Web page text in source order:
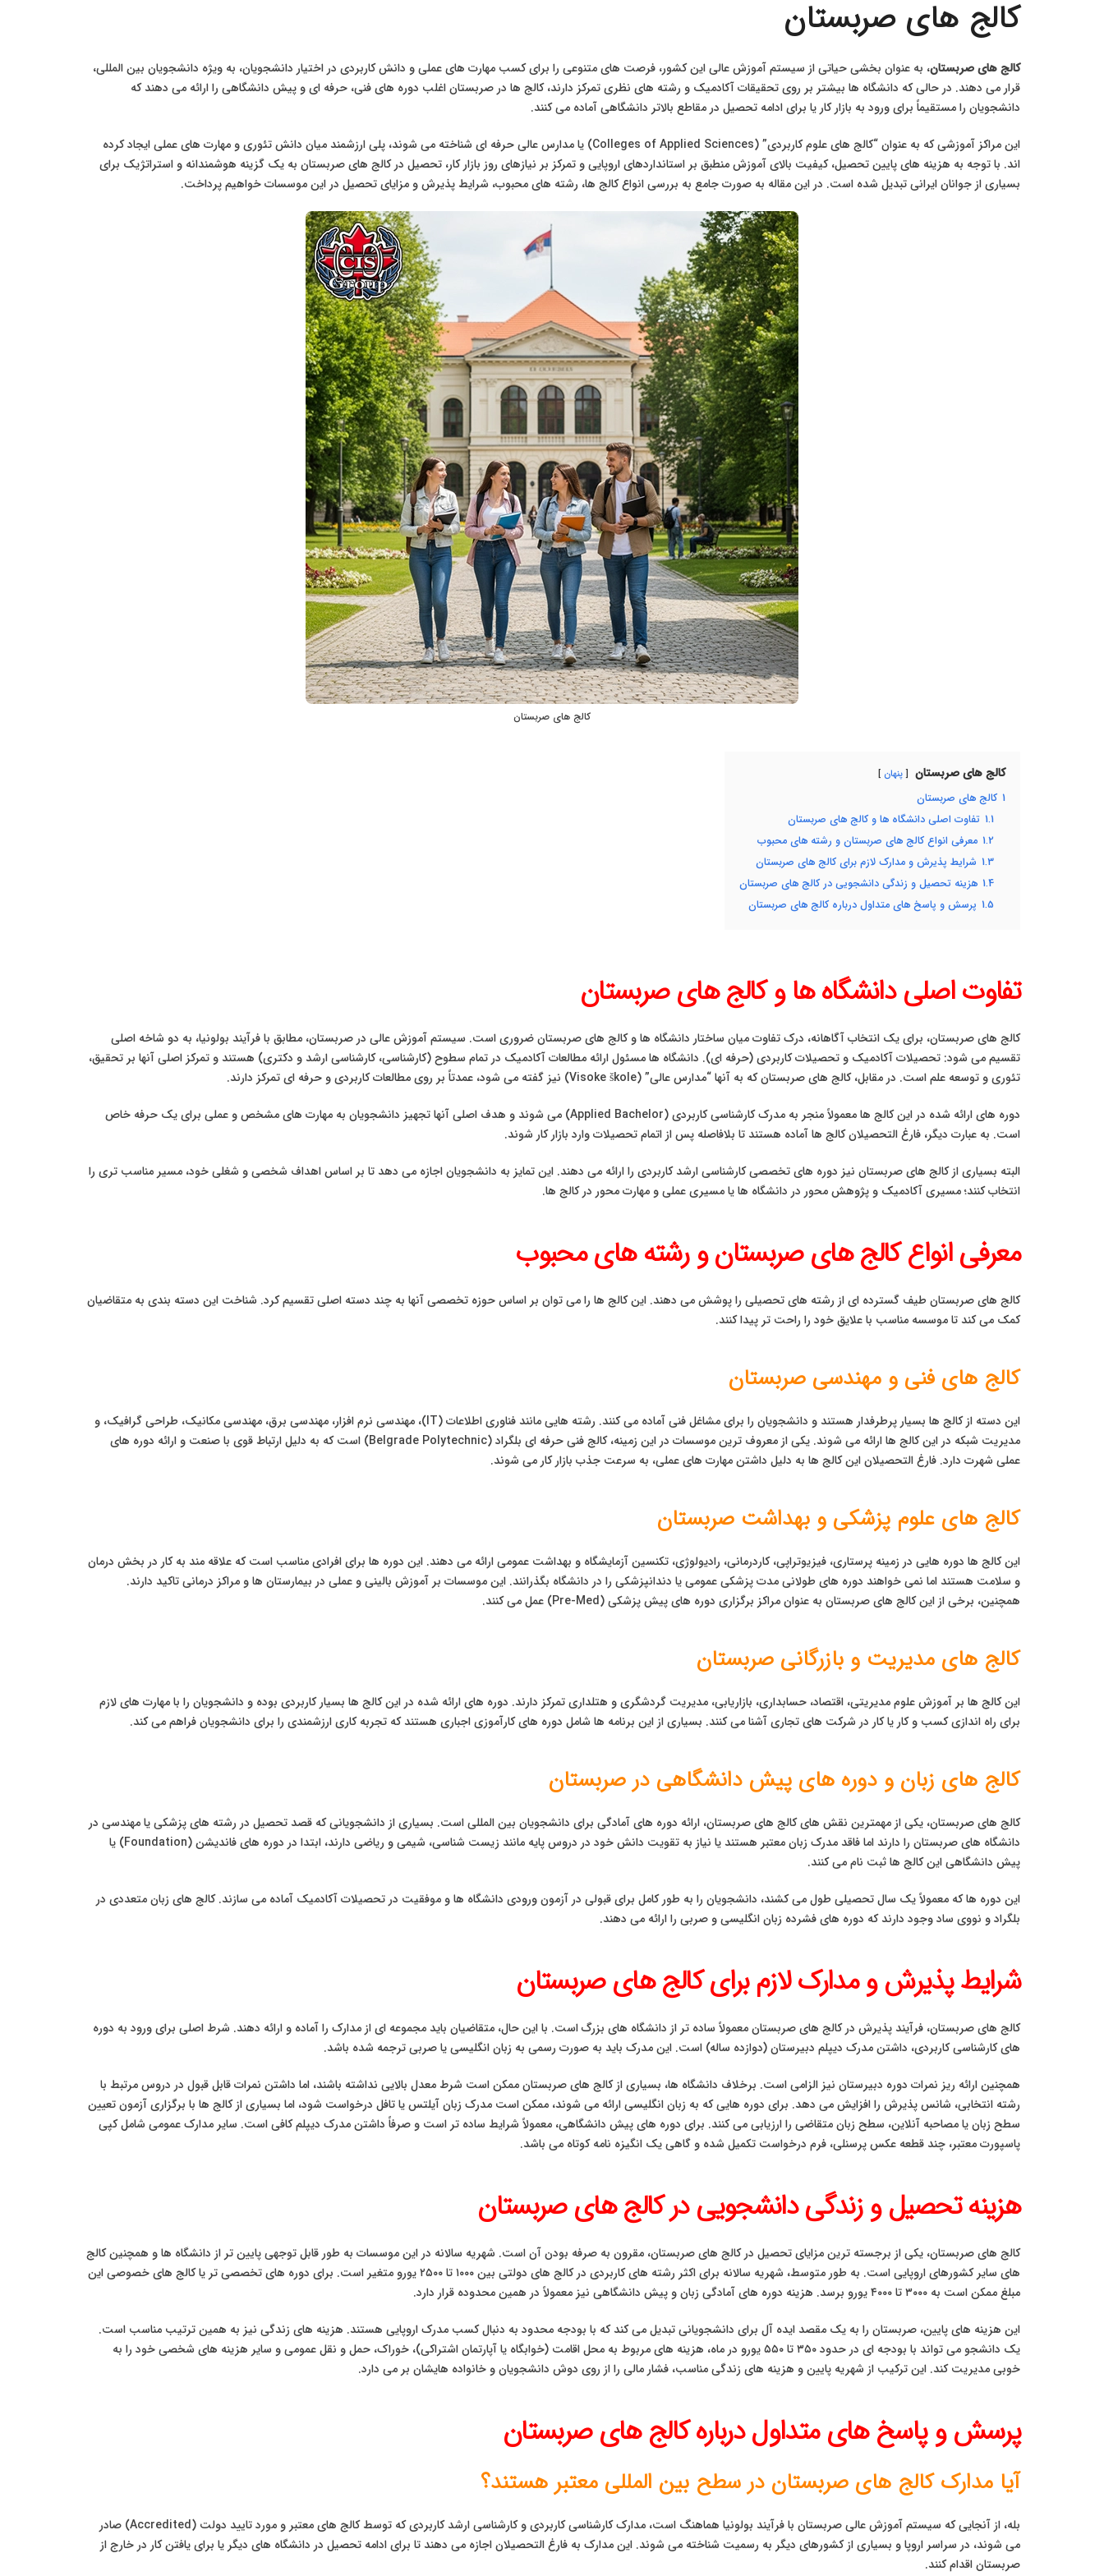
کالج‌ های صربستان
کالج‌ های صربستان، به عنوان بخشی حیاتی از سیستم آموزش عالی این کشور، فرصت های متنوعی را برای کسب مهارت های عملی و دانش کاربردی در اختیار دانشجویان، به ویژه دانشجویان بین المللی،
قرار می دهند. در حالی که دانشگاه ها بیشتر بر روی تحقیقات آکادمیک و رشته های نظری تمرکز دارند، کالج ها در صربستان اغلب دوره های فنی، حرفه ای و پیش دانشگاهی را ارائه می دهند که
دانشجویان را مستقیماً برای ورود به بازار کار یا برای ادامه تحصیل در مقاطع بالاتر دانشگاهی آماده می کنند.
این مراکز آموزشی که به عنوان “کالج های علوم کاربردی” (Colleges of Applied Sciences) یا مدارس عالی حرفه ای شناخته می شوند، پلی ارزشمند میان دانش تئوری و مهارت های عملی ایجاد کرده
اند. با توجه به هزینه های پایین تحصیل، کیفیت بالای آموزش منطبق بر استانداردهای اروپایی و تمرکز بر نیازهای روز بازار کار، تحصیل در کالج های صربستان به یک گزینه هوشمندانه و استراتژیک برای
بسیاری از جوانان ایرانی تبدیل شده است. در این مقاله به صورت جامع به بررسی انواع کالج ها، رشته های محبوب، شرایط پذیرش و مزایای تحصیل در این موسسات خواهیم پرداخت.
کالج‌ های صربستان
کالج‌ های صربستان پنهان
1 کالج‌ های صربستان
1.1 تفاوت اصلی دانشگاه ها و کالج های صربستان
1.2 معرفی انواع کالج‌ های صربستان و رشته های محبوب
1.3 شرایط پذیرش و مدارک لازم برای کالج‌ های صربستان
1.4 هزینه تحصیل و زندگی دانشجویی در کالج‌ های صربستان
1.5 پرسش و پاسخ های متداول درباره کالج‌ های صربستان
تفاوت اصلی دانشگاه ها و کالج های صربستان
کالج‌ های صربستان، برای یک انتخاب آگاهانه، درک تفاوت میان ساختار دانشگاه ها و کالج های صربستان ضروری است. سیستم آموزش عالی در صربستان، مطابق با فرآیند بولونیا، به دو شاخه اصلی
تقسیم می شود: تحصیلات آکادمیک و تحصیلات کاربردی (حرفه ای). دانشگاه ها مسئول ارائه مطالعات آکادمیک در تمام سطوح (کارشناسی، کارشناسی ارشد و دکتری) هستند و تمرکز اصلی آنها بر تحقیق،
تئوری و توسعه علم است. در مقابل، کالج های صربستان که به آنها “مدارس عالی” (Visoke škole) نیز گفته می شود، عمدتاً بر روی مطالعات کاربردی و حرفه ای تمرکز دارند.
دوره های ارائه شده در این کالج ها معمولاً منجر به مدرک کارشناسی کاربردی (Applied Bachelor) می شوند و هدف اصلی آنها تجهیز دانشجویان به مهارت های مشخص و عملی برای یک حرفه خاص
است. به عبارت دیگر، فارغ التحصیلان کالج ها آماده هستند تا بلافاصله پس از اتمام تحصیلات وارد بازار کار شوند.
البته بسیاری از کالج های صربستان نیز دوره های تخصصی کارشناسی ارشد کاربردی را ارائه می دهند. این تمایز به دانشجویان اجازه می دهد تا بر اساس اهداف شخصی و شغلی خود، مسیر مناسب تری را
انتخاب کنند؛ مسیری آکادمیک و پژوهش محور در دانشگاه ها یا مسیری عملی و مهارت محور در کالج ها.
معرفی انواع کالج‌ های صربستان و رشته های محبوب
کالج های صربستان طیف گسترده ای از رشته های تحصیلی را پوشش می دهند. این کالج ها را می توان بر اساس حوزه تخصصی آنها به چند دسته اصلی تقسیم کرد. شناخت این دسته بندی به متقاضیان
کمک می کند تا موسسه مناسب با علایق خود را راحت تر پیدا کنند.
کالج های فنی و مهندسی صربستان
این دسته از کالج ها بسیار پرطرفدار هستند و دانشجویان را برای مشاغل فنی آماده می کنند. رشته هایی مانند فناوری اطلاعات (IT)، مهندسی نرم افزار، مهندسی برق، مهندسی مکانیک، طراحی گرافیک، و
مدیریت شبکه در این کالج ها ارائه می شوند. یکی از معروف ترین موسسات در این زمینه، کالج فنی حرفه ای بلگراد (Belgrade Polytechnic) است که به دلیل ارتباط قوی با صنعت و ارائه دوره های
عملی شهرت دارد. فارغ التحصیلان این کالج ها به دلیل داشتن مهارت های عملی، به سرعت جذب بازار کار می شوند.
کالج های علوم پزشکی و بهداشت صربستان
این کالج ها دوره هایی در زمینه پرستاری، فیزیوتراپی، کاردرمانی، رادیولوژی، تکنسین آزمایشگاه و بهداشت عمومی ارائه می دهند. این دوره ها برای افرادی مناسب است که علاقه مند به کار در بخش درمان
و سلامت هستند اما نمی خواهند دوره های طولانی مدت پزشکی عمومی یا دندانپزشکی را در دانشگاه بگذرانند. این موسسات بر آموزش بالینی و عملی در بیمارستان ها و مراکز درمانی تاکید دارند.
همچنین، برخی از این کالج های صربستان به عنوان مراکز برگزاری دوره های پیش پزشکی (Pre-Med) عمل می کنند.
کالج های مدیریت و بازرگانی صربستان
این کالج ها بر آموزش علوم مدیریتی، اقتصاد، حسابداری، بازاریابی، مدیریت گردشگری و هتلداری تمرکز دارند. دوره های ارائه شده در این کالج ها بسیار کاربردی بوده و دانشجویان را با مهارت های لازم
برای راه اندازی کسب و کار یا کار در شرکت های تجاری آشنا می کنند. بسیاری از این برنامه ها شامل دوره های کارآموزی اجباری هستند که تجربه کاری ارزشمندی را برای دانشجویان فراهم می کند.
کالج های زبان و دوره های پیش دانشگاهی در صربستان
کالج‌ های صربستان، یکی از مهمترین نقش های کالج های صربستان، ارائه دوره های آمادگی برای دانشجویان بین المللی است. بسیاری از دانشجویانی که قصد تحصیل در رشته های پزشکی یا مهندسی در
دانشگاه های صربستان را دارند اما فاقد مدرک زبان معتبر هستند یا نیاز به تقویت دانش خود در دروس پایه مانند زیست شناسی، شیمی و ریاضی دارند، ابتدا در دوره های فاندیشن (Foundation) یا
پیش دانشگاهی این کالج ها ثبت نام می کنند.
این دوره ها که معمولاً یک سال تحصیلی طول می کشند، دانشجویان را به طور کامل برای قبولی در آزمون ورودی دانشگاه ها و موفقیت در تحصیلات آکادمیک آماده می سازند. کالج های زبان متعددی در
بلگراد و نووی ساد وجود دارند که دوره های فشرده زبان انگلیسی و صربی را ارائه می دهند.
شرایط پذیرش و مدارک لازم برای کالج‌ های صربستان
کالج‌ های صربستان، فرآیند پذیرش در کالج های صربستان معمولاً ساده تر از دانشگاه های بزرگ است. با این حال، متقاضیان باید مجموعه ای از مدارک را آماده و ارائه دهند. شرط اصلی برای ورود به دوره
های کارشناسی کاربردی، داشتن مدرک دیپلم دبیرستان (دوازده ساله) است. این مدرک باید به صورت رسمی به زبان انگلیسی یا صربی ترجمه شده باشد.
همچنین ارائه ریز نمرات دوره دبیرستان نیز الزامی است. برخلاف دانشگاه ها، بسیاری از کالج های صربستان ممکن است شرط معدل بالایی نداشته باشند، اما داشتن نمرات قابل قبول در دروس مرتبط با
رشته انتخابی، شانس پذیرش را افزایش می دهد. برای دوره هایی که به زبان انگلیسی ارائه می شوند، ممکن است مدرک زبان آیلتس یا تافل درخواست شود، اما بسیاری از کالج ها با برگزاری آزمون تعیین
سطح زبان یا مصاحبه آنلاین، سطح زبان متقاضی را ارزیابی می کنند. برای دوره های پیش دانشگاهی، معمولاً شرایط ساده تر است و صرفاً داشتن مدرک دیپلم کافی است. سایر مدارک عمومی شامل کپی
پاسپورت معتبر، چند قطعه عکس پرسنلی، فرم درخواست تکمیل شده و گاهی یک انگیزه نامه کوتاه می باشد.
هزینه تحصیل و زندگی دانشجویی در کالج‌ های صربستان
کالج‌ های صربستان، یکی از برجسته ترین مزایای تحصیل در کالج های صربستان، مقرون به صرفه بودن آن است. شهریه سالانه در این موسسات به طور قابل توجهی پایین تر از دانشگاه ها و همچنین کالج
های سایر کشورهای اروپایی است. به طور متوسط، شهریه سالانه برای اکثر رشته های کاربردی در کالج های دولتی بین ۱۰۰۰ تا ۲۵۰۰ یورو متغیر است. برای دوره های تخصصی تر یا کالج های خصوصی این
مبلغ ممکن است به ۳۰۰۰ تا ۴۰۰۰ یورو برسد. هزینه دوره های آمادگی زبان و پیش دانشگاهی نیز معمولاً در همین محدوده قرار دارد.
این هزینه های پایین، صربستان را به یک مقصد ایده آل برای دانشجویانی تبدیل می کند که با بودجه محدود به دنبال کسب مدرک اروپایی هستند. هزینه های زندگی نیز به همین ترتیب مناسب است.
یک دانشجو می تواند با بودجه ای در حدود ۳۵۰ تا ۵۵۰ یورو در ماه، هزینه های مربوط به محل اقامت (خوابگاه یا آپارتمان اشتراکی)، خوراک، حمل و نقل عمومی و سایر هزینه های شخصی خود را به
خوبی مدیریت کند. این ترکیب از شهریه پایین و هزینه های زندگی مناسب، فشار مالی را از روی دوش دانشجویان و خانواده هایشان بر می دارد.
پرسش و پاسخ های متداول درباره کالج‌ های صربستان
آیا مدارک کالج‌ های صربستان در سطح بین المللی معتبر هستند؟
بله، از آنجایی که سیستم آموزش عالی صربستان با فرآیند بولونیا هماهنگ است، مدارک کارشناسی کاربردی و کارشناسی ارشد کاربردی که توسط کالج های معتبر و مورد تایید دولت (Accredited) صادر
می شوند، در سراسر اروپا و بسیاری از کشورهای دیگر به رسمیت شناخته می شوند. این مدارک به فارغ التحصیلان اجازه می دهند تا برای ادامه تحصیل در دانشگاه های دیگر یا برای یافتن کار در خارج از
صربستان اقدام کنند.